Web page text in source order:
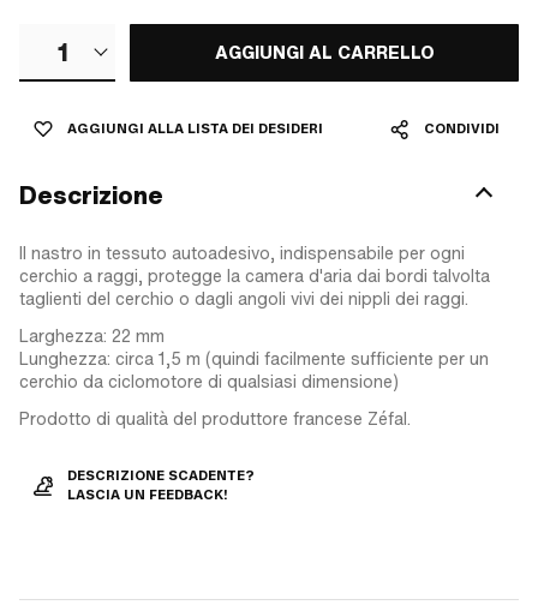
1 AGGIUNGI AL CARRELLO
AGGIUNGI ALLA LISTA DEI DESIDERI CONDIVIDI
Descrizione
Il nastro in tessuto autoadesivo, indispensabile per ogni
cerchio a raggi, protegge la camera d'aria dai bordi talvolta
taglienti del cerchio o dagli angoli vivi dei nippli dei raggi.
Larghezza: 22 mm
Lunghezza: circa 1,5 m (quindi facilmente sufficiente per un
cerchio da ciclomotore di qualsiasi dimensione)
Prodotto di qualità del produttore francese Zéfal.
DESCRIZIONE SCADENTE?
LASCIA UN FEEDBACK!